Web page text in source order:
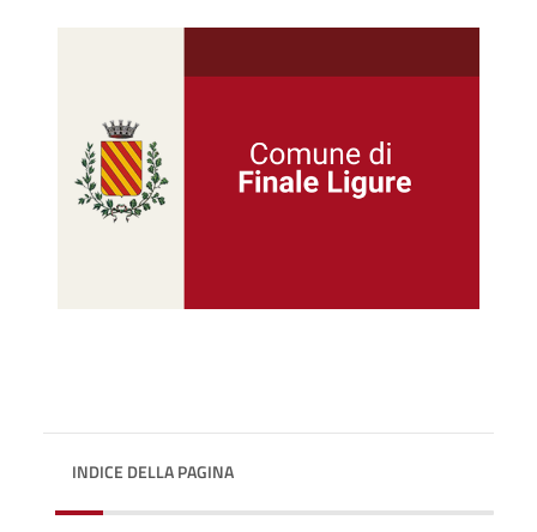
INDICE DELLA PAGINA